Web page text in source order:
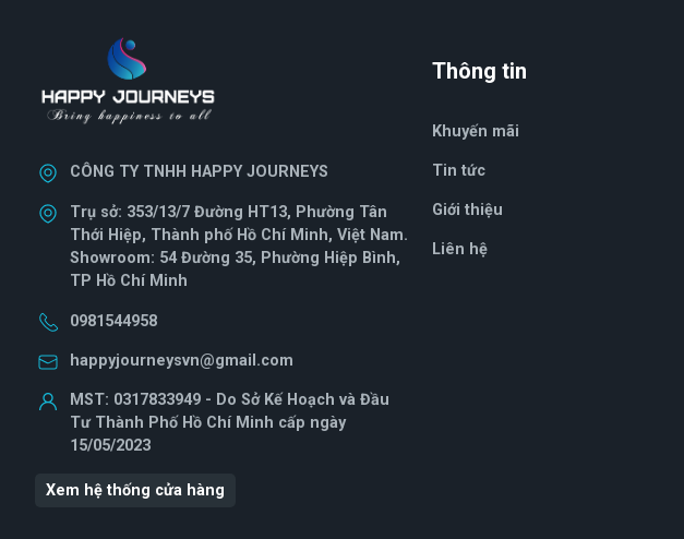
CÔNG TY TNHH HAPPY JOURNEYS
Trụ sở: 353/13/7 Đường HT13, Phường Tân
Thới Hiệp, Thành phố Hồ Chí Minh, Việt Nam.
Showroom: 54 Đường 35, Phường Hiệp Bình,
TP Hồ Chí Minh
0981544958
happyjourneysvn@gmail.com
MST: 0317833949 - Do Sở Kế Hoạch và Đầu
Tư Thành Phố Hồ Chí Minh cấp ngày
15/05/2023
Xem hệ thống cửa hàng
Thông tin
Khuyến mãi
Tin tức
Giới thiệu
Liên hệ